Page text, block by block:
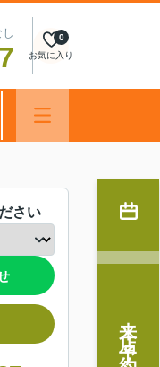
お気に入り
0
さい
来店予約